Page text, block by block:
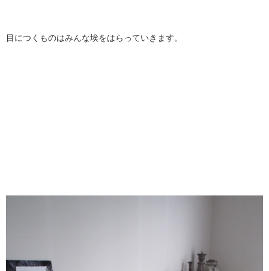
目につくものはみんな埃をはらっていきます。